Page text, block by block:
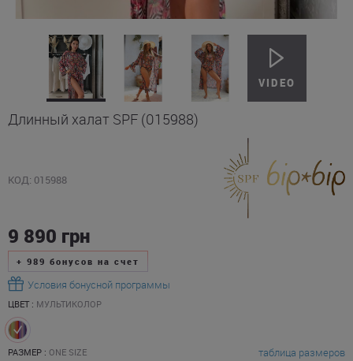
Длинный халат SPF (015988)
КОД: 015988
9 890 грн
+ 989 бонусов на счет
Условия бонусной программы
ЦВЕТ : МУЛЬТИКОЛОР
РАЗМЕР : ONE SIZE таблица размеров